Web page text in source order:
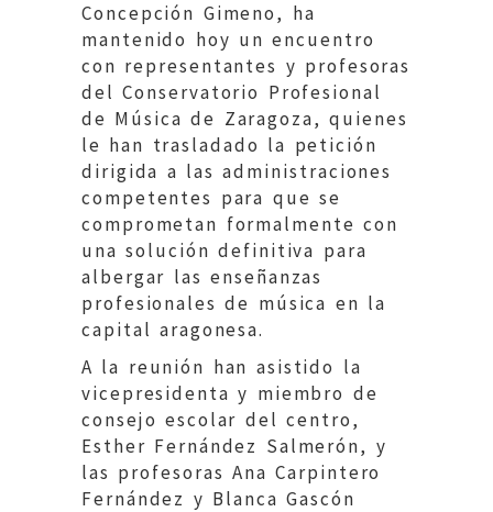
Concepción Gimeno, ha
mantenido hoy un encuentro
con representantes y profesoras
del Conservatorio Profesional
de Música de Zaragoza, quienes
le han trasladado la petición
dirigida a las administraciones
competentes para que se
comprometan formalmente con
una solución definitiva para
albergar las enseñanzas
profesionales de música en la
capital aragonesa.
A la reunión han asistido la
vicepresidenta y miembro de
consejo escolar del centro,
Esther Fernández Salmerón, y
las profesoras Ana Carpintero
Fernández y Blanca Gascón